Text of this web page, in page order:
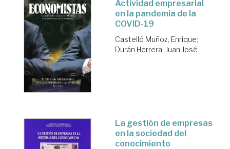
Actividad empresarial
en la pandemia de la
COVID-19
Castelló Muñoz, Enrique;
Durán Herrera, Juan José
La gestión de empresas
en la sociedad del
conocimiento